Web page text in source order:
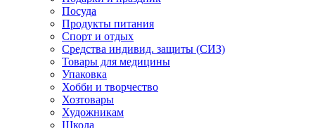
Посуда
Продукты питания
Спорт и отдых
Средства индивид. защиты (СИЗ)
Товары для медицины
Упаковка
Хобби и творчество
Хозтовары
Художникам
Школа